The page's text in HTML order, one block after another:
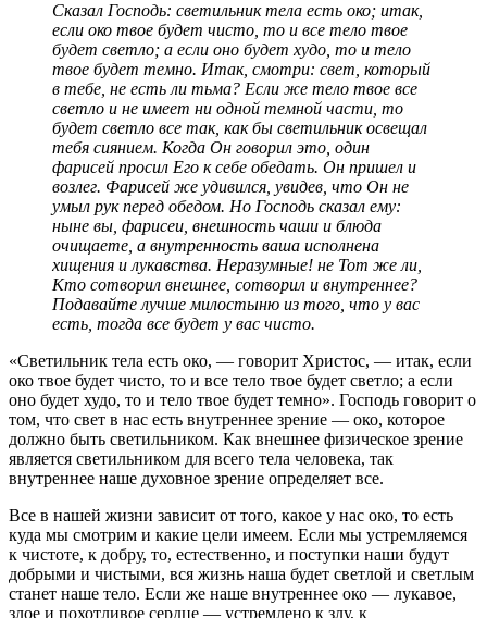
Сказал Господь: светильник тела есть око; итак,
если око твое будет чисто, то и все тело твое
будет светло; а если оно будет худо, то и тело
твое будет темно. Итак, смотри: свет, который
в тебе, не есть ли тьма? Если же тело твое все
светло и не имеет ни одной темной части, то
будет светло все так, как бы светильник освещал
тебя сиянием. Когда Он говорил это, один
фарисей просил Его к себе обедать. Он пришел и
возлег. Фарисей же удивился, увидев, что Он не
умыл рук перед обедом. Но Господь сказал ему:
ныне вы, фарисеи, внешность чаши и блюда
очищаете, а внутренность ваша исполнена
хищения и лукавства. Неразумные! не Тот же ли,
Кто сотворил внешнее, сотворил и внутреннее?
Подавайте лучше милостыню из того, что у вас
есть, тогда все будет у вас чисто.
«Светильник тела есть око, — говорит Христос, — итак, если
око твое будет чисто, то и все тело твое будет светло; а если
оно будет худо, то и тело твое будет темно». Господь говорит о
том, что свет в нас есть внутреннее зрение — око, которое
должно быть светильником. Как внешнее физическое зрение
является светильником для всего тела человека, так
внутреннее наше духовное зрение определяет все.
Все в нашей жизни зависит от того, какое у нас око, то есть
куда мы смотрим и какие цели имеем. Если мы устремляемся
к чистоте, к добру, то, естественно, и поступки наши будут
добрыми и чистыми, вся жизнь наша будет светлой и светлым
станет наше тело. Если же наше внутреннее око — лукавое,
злое и похотливое сердце — устремлено к злу, к